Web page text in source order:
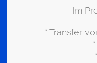
Im
* Transfer